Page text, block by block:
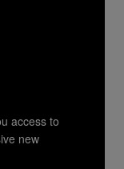
ο
ο
έναρξη
access to
new